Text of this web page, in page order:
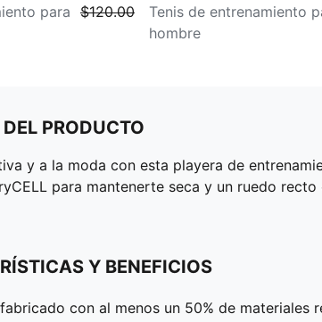
para $120.00
Tenis de entrenamiento
hombre
PRODUCTO
y a la moda con esta playera de
para mantenerte seca y un ruedo
Y BENEFICIOS
con al menos un 50% de materiales